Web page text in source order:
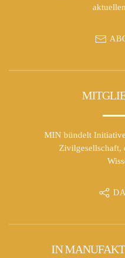
MIN bündelt
Zivilgesellschaft,
IN